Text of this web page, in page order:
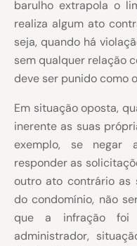
barulho extrapola o
realiza algum ato
seja, quando há
sem qualquer relação
deve ser punido como
Em situação oposta,
inerente as suas
exemplo, se negar
responder as
outro ato contrário as
do condomínio, não
que a infração foi
administrador,